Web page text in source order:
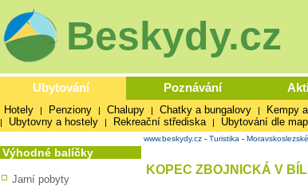
Beskydy.cz
Ubytování Poznávání
Hotely | Penziony | Chalupy | Chatky a bungalovy | Kempy
| Ubytovny a hostely | Rekreační střediska | Ubytování dle
Výhodné balíčky
Jarní pobyty
www.beskydy.cz- Turistika -
KOPEC ZBOJNICKÁ V